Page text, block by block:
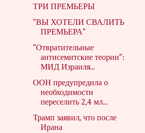
ТРИ ПРЕМЬЕРЫ
"ВЫ ХОТЕЛИ СВАЛИТЬ
ПРЕМЬЕРА"
"Отвратительные
антисемитские теории":
МИД Израиля...
ООН предупредила о
необходимости
переселить 2,4 мл...
Трамп заявил, что после
Ирана